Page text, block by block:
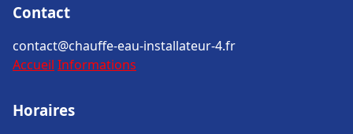
Contact
contact@chauffe-eau-installateur-4.fr
Accueil Informations
Horaires